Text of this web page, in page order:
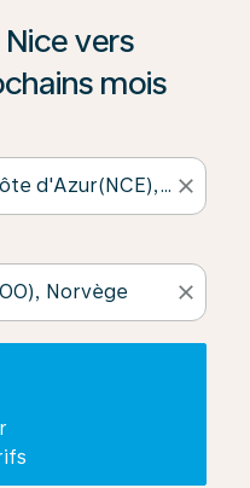
vers
mois
close
close
cliquez sur «